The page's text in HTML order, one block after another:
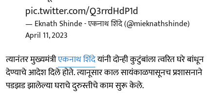
pic.twitter.com/Q3rrdHdP1d
— Eknath Shinde - एकनाथ शिंदे (@mieknathshinde)
April 11, 2023
त्यानंतर मुख्यमंत्रीएकनाथ शिंदेयांनी दोन्ही कुटुंबांला त्वरित घरे बांधून
देण्याचे आदेश दिले होते. त्यानूसार काल सायंकाळपासूनच प्रशासनाने
पडझड झालेल्या घराचे दुरुस्तीचे काम सुरू केले.